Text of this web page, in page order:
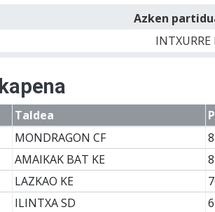
Azken
INTXURRE
Taldea
MONDRAGON CF
AMAIKAK BAT KE
LAZKAO KE
ILINTXA SD